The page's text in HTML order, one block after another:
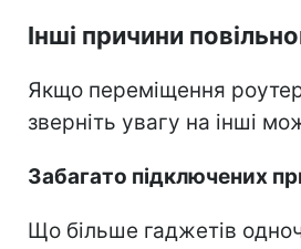
Інші причини
Якщо переміщення
зверніть увагу на інші
Забагато підключених
Що більше гаджетів